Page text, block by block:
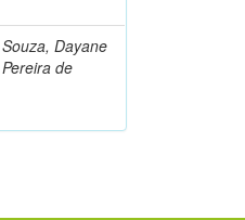
Souza, Dayane
Pereira de